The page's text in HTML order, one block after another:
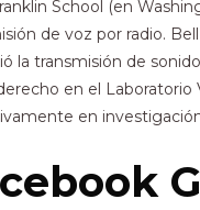
School (en
de voz por radio.​​​​
la transmisión de
en el
en